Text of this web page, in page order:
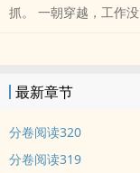
抓。 一朝穿越，工作
最新章节
分卷阅读320
分卷阅读319